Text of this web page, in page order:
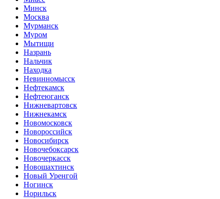
Минск
Москва
Мурманск
Муром
Мытищи
Назрань
Нальчик
Находка
Невинномысск
Нефтекамск
Нефтеюганск
Нижневартовск
Нижнекамск
Новомосковск
Новороссийск
Новосибирск
Новочебоксарск
Новочеркасск
Новошахтинск
Новый Уренгой
Ногинск
Норильск